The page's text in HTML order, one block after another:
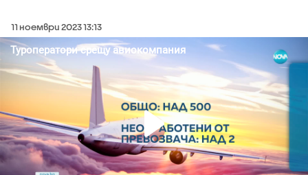
11 ноември 2023 13:13